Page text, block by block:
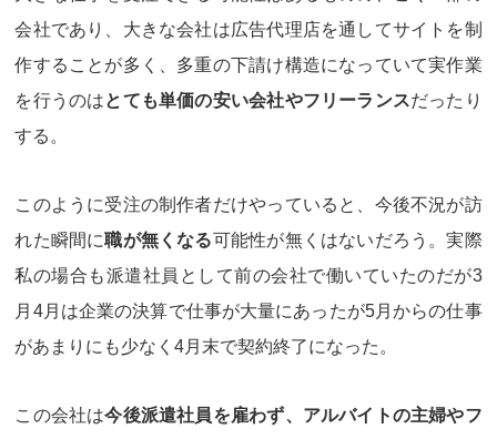
会社であり、大きな会社は広告代理店を通してサイトを制
作することが多く、多重の下請け構造になっていて実作業
を行うのはとても単価の安い会社やフリーランスだったり
する。
このように受注の制作者だけやっていると、今後不況が訪
れた瞬間に職が無くなる可能性が無くはないだろう。実際
私の場合も派遣社員として前の会社で働いていたのだが3
月4月は企業の決算で仕事が大量にあったが5月からの仕事
があまりにも少なく4月末で契約終了になった。
この会社は今後派遣社員を雇わず、アルバイトの主婦やフ